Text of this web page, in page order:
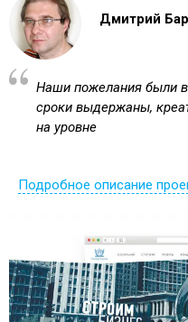
Дмитрий
Наши пожелания были
сроки выдержаны,
на уровне
Подробное описание